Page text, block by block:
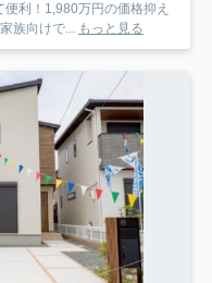
利！1,980万円の価格抑え
族向けで... もっと見る